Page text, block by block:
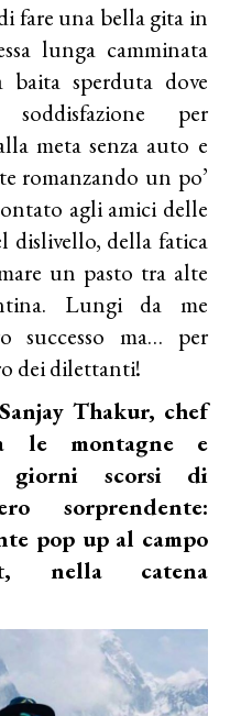
fare una bella gita in
lunga camminata
baita sperduta dove
per
meta senza auto e
romanzando un po’
agli amici delle
dislivello, della fatica
un pasto tra alte
Lungi da me
successo ma… per
dei dilettanti!
Sanjay Thakur, chef
le montagne e
giorni scorsi di
sorprendente:
pop up al campo
nella catena